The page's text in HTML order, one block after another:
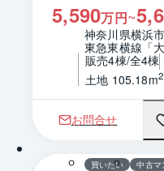
5,590万円~
神奈川県横浜
東急東横線「
販売4棟/全4棟
土地 105.18m2
お問合せ
買いたい 中古マ